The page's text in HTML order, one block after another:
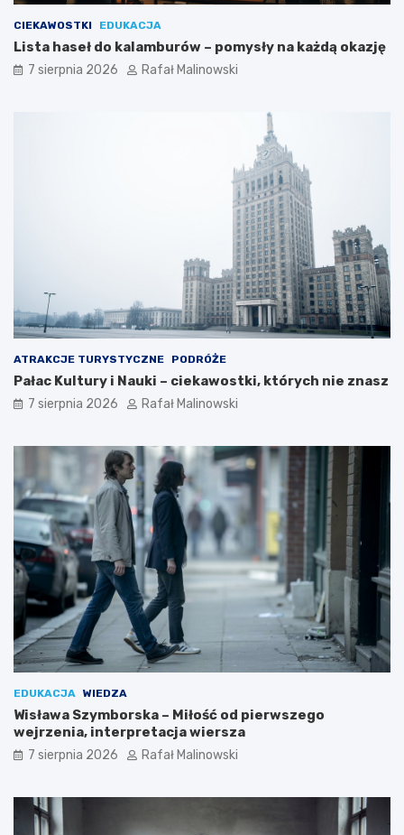
CIEKAWOSTKI EDUKACJA
Lista haseł do kalamburów – pomysły na każdą okazję
7 sierpnia 2026 Rafał Malinowski
ATRAKCJE TURYSTYCZNE PODRÓŻE
Pałac Kultury i Nauki – ciekawostki, których nie znasz
7 sierpnia 2026 Rafał Malinowski
EDUKACJA WIEDZA
Wisława Szymborska – Miłość od pierwszego
wejrzenia, interpretacja wiersza
7 sierpnia 2026 Rafał Malinowski